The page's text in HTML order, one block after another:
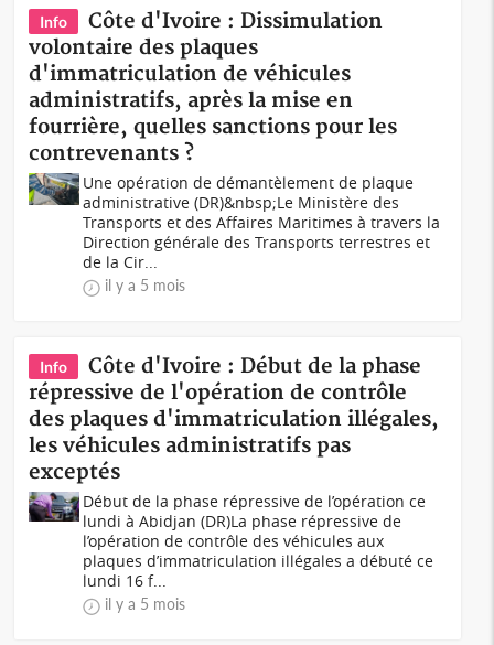
Info
Côte d'Ivoire : Dissimulation
volontaire des plaques
d'immatriculation de véhicules
administratifs, après la mise en
fourrière, quelles sanctions pour les
contrevenants ?
Une opération de démantèlement de plaque
administrative (DR)&nbsp;Le Ministère des
Transports et des Affaires Maritimes à travers la
Direction générale des Transports terrestres et
de la Cir...
il y a 5 mois
Info
Côte d'Ivoire : Début de la phase
répressive de l'opération de contrôle
des plaques d'immatriculation illégales,
les véhicules administratifs pas
exceptés
Début de la phase répressive de l’opération ce
lundi à Abidjan (DR)La phase répressive de
l’opération de contrôle des véhicules aux
plaques d’immatriculation illégales a débuté ce
lundi 16 f...
il y a 5 mois